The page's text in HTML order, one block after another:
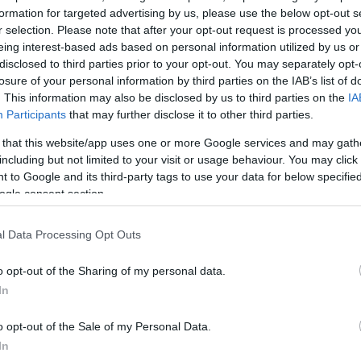
for targeted advertising by us, please use the below opt-out
selection. Please note that after your opt-out request is processed
interest-based ads based on personal information utilized by us
to third parties prior to your opt-out. You may separately
of your personal information by third parties on the IAB’s list of
This information may also be disclosed by us to third parties on the
Participants that may further disclose it to other third parties.
that this website/app uses one or more Google services and may
but not limited to your visit or usage behaviour. You may
to Google and its third-party tags to use your data for below
consent section.
Data Processing Opt Outs
opt-out of the Sharing of my personal data.
opt-out of the Sale of my Personal Data.